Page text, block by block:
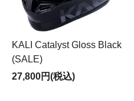
KALI Catalyst Gloss Black
(SALE)
27,800円(税込)